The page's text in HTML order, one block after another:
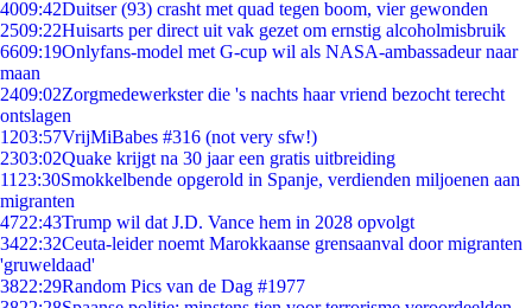
4009:42Duitser (93) crasht met quad tegen boom, vier gewonden
2509:22Huisarts per direct uit vak gezet om ernstig alcoholmisbruik
6609:19Onlyfans-model met G-cup wil als NASA-ambassadeur naar
maan
2409:02Zorgmedewerkster die 's nachts haar vriend bezocht terecht
ontslagen
1203:57VrijMiBabes #316 (not very sfw!)
2303:02Quake krijgt na 30 jaar een gratis uitbreiding
11 23:30Smokkelbende opgerold in Spanje, verdienden miljoenen aan
migranten
4722:43Trump wil dat J.D. Vance hem in 2028 opvolgt
3422:32Ceuta-leider noemt Marokkaanse grensaanval door migranten
'gruweldaad'
3822:29Random Pics van de Dag #1977